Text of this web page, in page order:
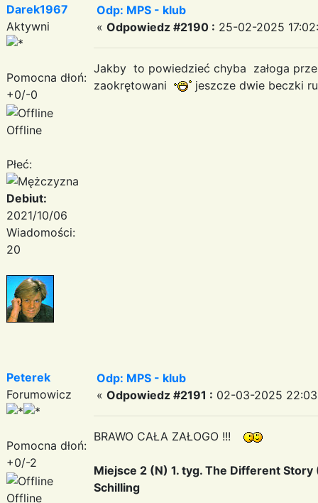
Darek1967
Aktywni
Pomocna dłoń:
+0/-0
Offline
Płeć:
Debiut:
2021/10/06
Wiadomości:
20
Odp: MPS - klub
« Odpowiedz #2190 : 25-02-2025
Jakby to powiedzieć chyba załoga
zaokrętowani
jeszcze dwie beczki
Peterek
Forumowicz
Pomocna dłoń:
+0/-2
Offline
Odp: MPS - klub
« Odpowiedz #2191 : 02-03-2025
BRAWO CAŁA ZAŁOGO !!!
Miejsce 2 (N) 1. tyg. The Different
Schilling